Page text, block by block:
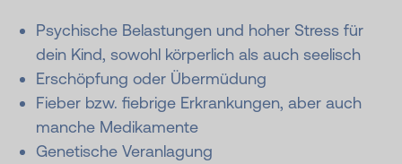
Psychische Belastungen und hoher Stress für
dein Kind, sowohl körperlich als auch seelisch
Erschöpfung oder Übermüdung
Fieber bzw. fiebrige Erkrankungen, aber auch
manche Medikamente
Genetische Veranlagung